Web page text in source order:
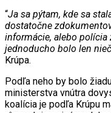
“Ja sa pýtam, kde sa
dostatočne
informácie, alebo polícia
jednoducho bolo len
Krúpa.
Podľa neho by bolo
ministerstva vnútra
koalícia je podľa Krúpu